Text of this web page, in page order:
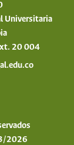
Universitaria
20 004
2026